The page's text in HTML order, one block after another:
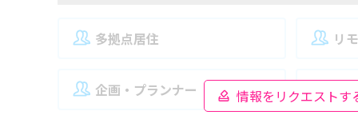
情報をリクエストす
多拠点居住 リ
企画・プランナー 夫